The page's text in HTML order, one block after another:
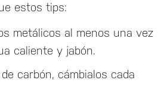
estos tips:
metálicos al menos una vez
caliente y jabón.
carbón, cámbialos cada